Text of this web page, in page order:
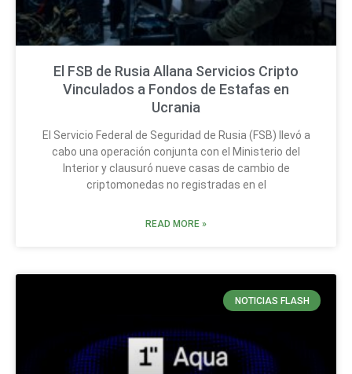
El FSB de Rusia Allana Servicios Cripto
Vinculados a Fondos de Estafas en
Ucrania
El Servicio Federal de Seguridad de Rusia (FSB) llevó a
cabo una operación conjunta con el Ministerio del
Interior y clausuró nueve casas de cambio de
criptomonedas no registradas en el
READ MORE »
NOTICIAS FLASH